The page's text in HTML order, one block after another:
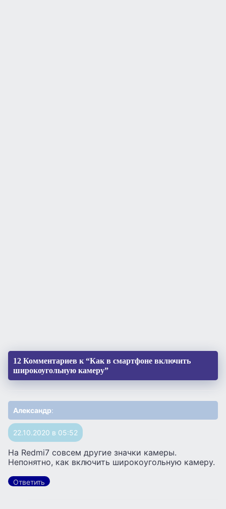
12 Комментариев к “Как в смартфоне включить
широкоугольную камеру”
Александр:
22.10.2020 в 05:52
На Redmi7 совсем другие значки камеры.
Непонятно, как включить широкоугольную камеру.
Ответить